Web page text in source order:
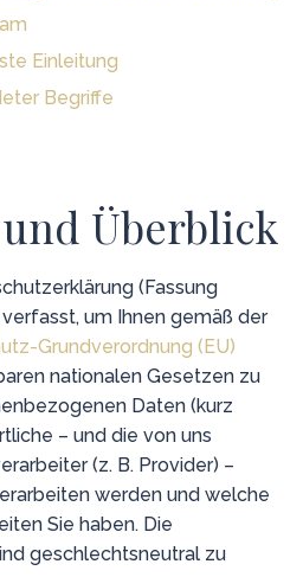
Einleitung
Begriffe
Überblick
(Fassung
um Ihnen gemäß der
Grundverordnung (EU)
nationalen Gesetzen zu
Daten (kurz
– und die von uns
(z. B. Provider) –
werden und welche
Sie haben. Die
geschlechtsneutral zu